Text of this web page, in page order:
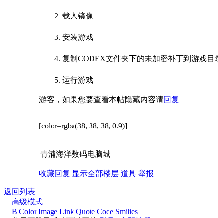
2. 载入镜像
3. 安装游戏
4. 复制CODEX文件夹下的未加密补丁到游戏目
5. 运行游戏
游客，如果您要查看本帖隐藏内容请回复
[color=rgba(38, 38, 38, 0.9)]
青浦海洋数码电脑城
收藏回复 显示全部楼层 道具 举报
返回列表
高级模式
B Color Image Link Quote Code Smilies